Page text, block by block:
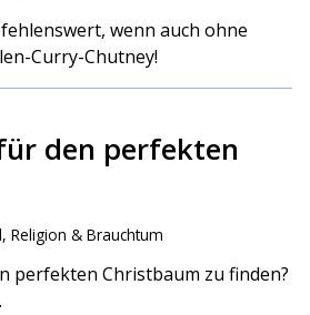
wenn auch ohne
Curry-Chutney!
den perfekten
, Religion & Brauchtum
perfekten Christbaum zu finden?